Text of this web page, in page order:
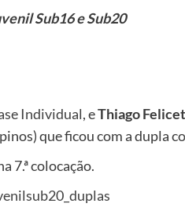
Sub16 e Sub20
Individual, eThiago
que ficou com a dupla
7.ª colocação.